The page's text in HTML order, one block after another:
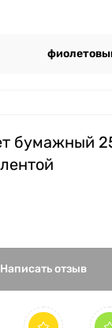
бумажный
Написать отзыв